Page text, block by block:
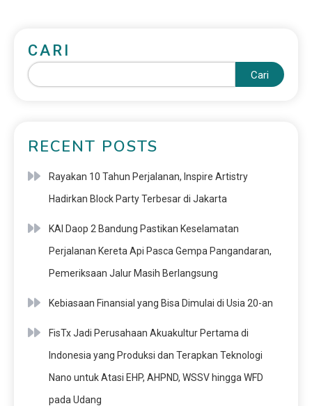
CARI
Cari
RECENT POSTS
Rayakan 10 Tahun Perjalanan, Inspire Artistry
Hadirkan Block Party Terbesar di Jakarta
KAI Daop 2 Bandung Pastikan Keselamatan
Perjalanan Kereta Api Pasca Gempa Pangandaran,
Pemeriksaan Jalur Masih Berlangsung
Kebiasaan Finansial yang Bisa Dimulai di Usia 20-an
FisTx Jadi Perusahaan Akuakultur Pertama di
Indonesia yang Produksi dan Terapkan Teknologi
Nano untuk Atasi EHP, AHPND, WSSV hingga WFD
pada Udang